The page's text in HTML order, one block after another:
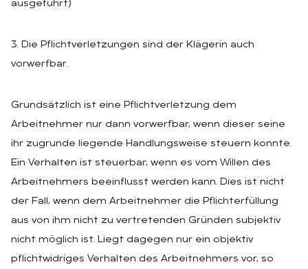
ausgeführt)
3. Die Pflichtverletzungen sind der Klägerin auch
vorwerfbar.
Grundsätzlich ist eine Pflichtverletzung dem
Arbeitnehmer nur dann vorwerfbar, wenn dieser seine
ihr zugrunde liegende Handlungsweise steuern konnte.
Ein Verhalten ist steuerbar, wenn es vom Willen des
Arbeitnehmers beeinflusst werden kann. Dies ist nicht
der Fall, wenn dem Arbeitnehmer die Pflichterfüllung
aus von ihm nicht zu vertretenden Gründen subjektiv
nicht möglich ist. Liegt dagegen nur ein objektiv
pflichtwidriges Verhalten des Arbeitnehmers vor, so